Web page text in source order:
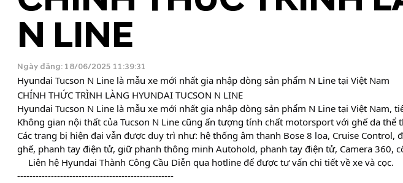
N LINE
Ngày đăng: 18/06/2025 11:39:31
Hyundai Tucson N Line là mẫu xe mới nhất gia nhập dòng sản phẩm N Line tại Việt Nam
CHÍNH THỨC TRÌNH LÀNG HYUNDAI TUCSON N LINE
Hyundai Tucson N Line là mẫu xe mới nhất gia nhập dòng sản phẩm N Line tại Việt Nam,
Không gian nội thất của Tucson N Line cũng ấn tượng tính chất motorsport với ghế da
Các trang bị hiện đại vẫn được duy trì như: hệ thống âm thanh Bose 8 loa, Cruise
ghế, phanh tay điện tử, giữ phanh thông minh Autohold, phanh tay điện tử, Camera 360,
Liên hệ Hyundai Thành Công Cầu Diễn qua hotline để được tư vấn chi tiết về xe và cọc.
---------------------------------------------------